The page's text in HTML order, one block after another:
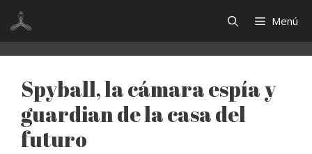
Saltar
contenido
Menú
Spyball, la cámara espía y
guardian de la casa del
futuro